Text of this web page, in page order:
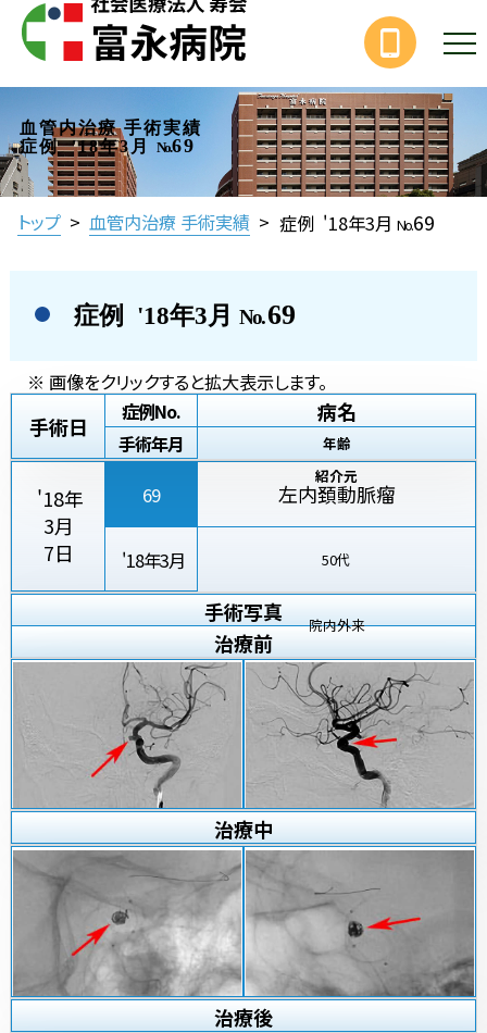
血管内治療 手術実績
症例 '18年3月
No.69
トップ > 血管内治療 手術実績 > 症例 '18年3月 No.69
症例 '18年3月 No.69
※ 画像をクリックすると拡大表示します。
手術日
症例No.
手術年月
病名
年齢
紹介元
'18年
3月
7日
69
'18年3月
左内頚動脈瘤
50代
院内外来
手術写真
治療前
治療中
治療後